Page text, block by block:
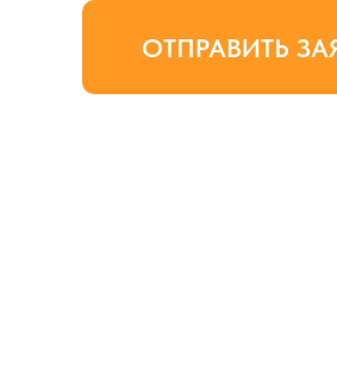
ОТПРАВИТЬ